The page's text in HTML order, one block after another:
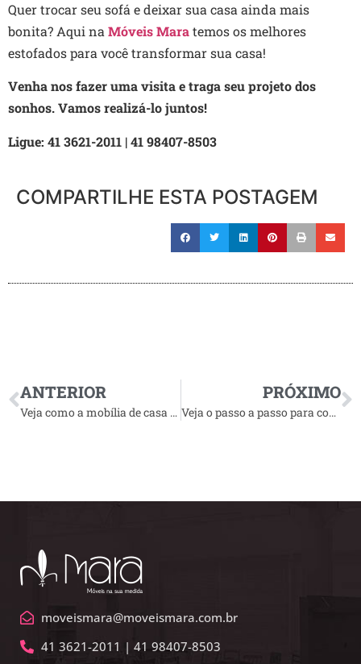
Quer trocar seu sofá e deixar sua casa ainda mais
bonita? Aqui na Móveis Maratemos os melhores
estofados para você transformar sua casa!
Venha nos fazer uma visita e traga seu projeto dos
sonhos. Vamos realizá-lo juntos!
Ligue: 41 3621-2011 | 41 98407-8503
COMPARTILHE ESTA POSTAGEM
ANTERIOR
Veja como a mobília de casa pode ajudar no seu dia a dia
PRÓXIMO
Veja o passo a passo para comprar móveis sob medida
moveismara@moveismara.com.br
41 3621-2011 | 41 98407-8503